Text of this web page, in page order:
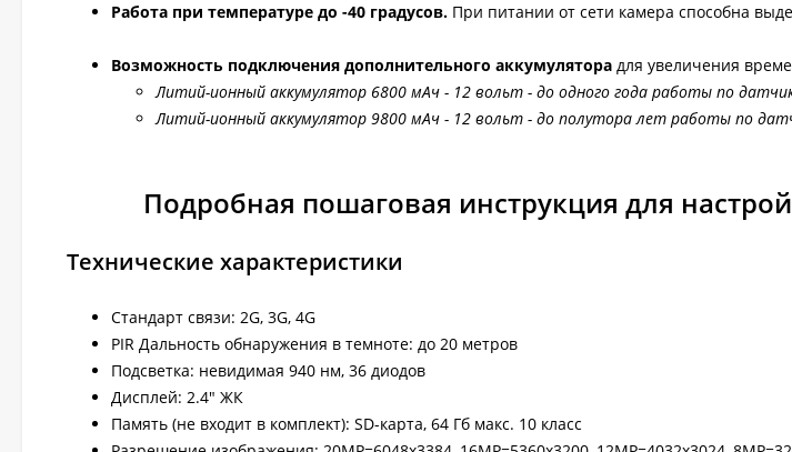
Работа при температуре до -40 градусов. При питании от сети камера способна
Возможность подключения дополнительного аккумулятора для увеличения
Литий-ионный аккумулятор 6800 мАч - 12 вольт - до одного года работы по
Литий-ионный аккумулятор 9800 мАч - 12 вольт - до полутора лет работы по
Подробная пошаговая инструкция для
Технические характеристики
Стандарт связи: 2G, 3G, 4G
PIR Дальность обнаружения в темноте: до 20 метров
Подсветка: невидимая 940 нм, 36 диодов
Дисплей: 2.4" ЖК
Память (не входит в комплект): SD-карта, 64 Гб макс. 10 класс